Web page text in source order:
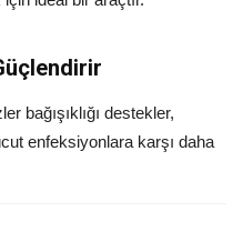
bağışıklığı destekler,
enfeksiyonlara karşı daha